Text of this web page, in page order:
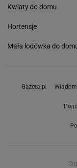
Kwiaty do domu
Hortensje
Mała lodówka do
Gazeta.pl